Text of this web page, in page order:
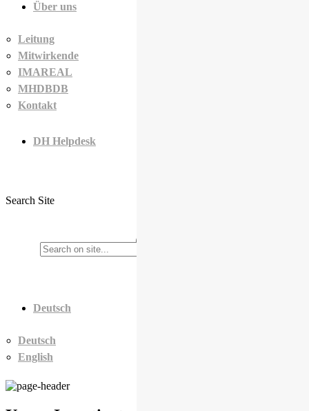
Über uns
Leitung
Mitwirkende
IMAREAL
MHDBDB
Kontakt
DH Helpdesk
Search Site
Deutsch
Deutsch
English